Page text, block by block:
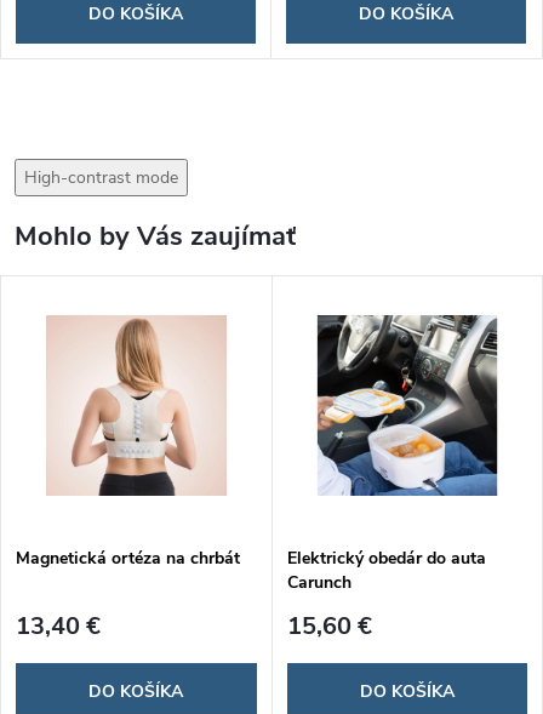
DO KOŠÍKA DO KOŠÍKA
High-contrast mode
Mohlo by Vás zaujímať
Magnetická ortéza na chrbát
13,40 €
DO KOŠÍKA
Elektrický obedár do auta
Carunch
15,60 €
DO KOŠÍKA